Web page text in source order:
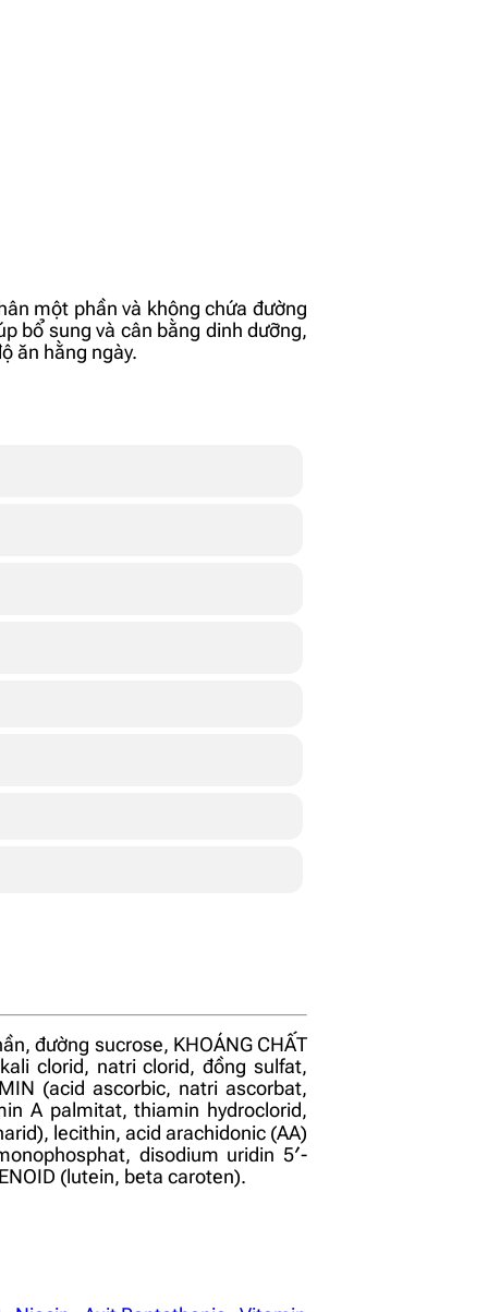
một phần và không chứa đường
bổ sung và cân bằng dinh dưỡng,
ăn hằng ngày.
đường sucrose, KHOÁNG CHẤT
clorid, natri clorid, đồng sulfat,
(acid ascorbic, natri ascorbat,
A palmitat, thiamin hydroclorid,
lecithin, acid arachidonic (AA)
disodium uridin 5′-
(lutein, beta caroten).